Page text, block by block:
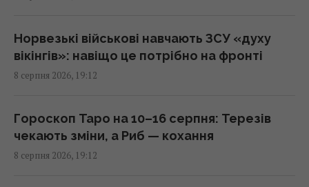
18:21 субота, 08 серпня 2026
Гороскоп на 9 серпня за картами Таро:
18:00 субота, 08 серпня 2026
Норвезькі військові навчають ЗСУ "духу
Норвезькі військові навчають ЗСУ «духу
вікінгів»: навіщо це потрібно на фронті
8 серпня 2026, 19:12
Гороскоп Таро на 10–16 серпня: Терезів
чекають зміни, а Риб — кохання
8 серпня 2026, 19:12